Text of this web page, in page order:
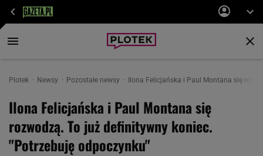
Plotek Newsy Pozostałe newsy Ilona Felicjańska i Paul Montana się
Ilona Felicjańska i Paul Montana się
rozwodzą. To już definitywny koniec.
"Potrzebuję odpoczynku"